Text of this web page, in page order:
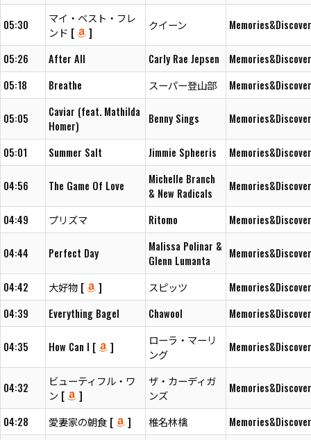
05:30
マイ・ベスト・フレ
ンド [
]
クイーン
05:26 After All Carly Rae Jepsen
05:18
Breathe スーパー登山部
05:05
Caviar (feat. Mathilda
Homer)
Benny Sings
05:01 Summer Salt Jimmie Spheeris
04:56 The Game Of Love
Michelle Branch
& New Radicals
04:49 プリズマ Ritomo
04:44 Perfect Day
Malissa Polinar &
Glenn Lumanta
04:42 大好物 [ ] スピッツ
04:39
Everything Bagel Chawool
04:35 How Can I [ ]
ローラ・マーリ
ング
04:32
ビューティフル・ワ
ン [
]
ザ・カーディガ
ンズ
04:28 愛妻家の朝食 [ ] 椎名林檎